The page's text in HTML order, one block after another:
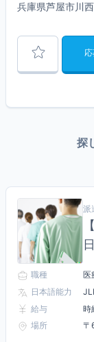
兵庫県芦屋市川
探
派
職種
医
日本語能力
給与
時
場所
〒